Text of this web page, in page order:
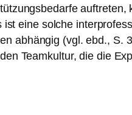
auftreten,
eine solche
abhängig (vgl. ebd., S.
Teamkultur, die die